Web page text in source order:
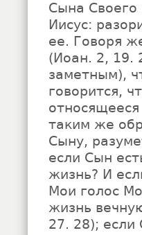
Сына Своего
Иисус:
ее. Говоря
(Иоан. 2, 19.
заметным),
говорится,
таким же
Сыну,
если Сын
жизнь? И
Мои голос
жизнь
27. 28);